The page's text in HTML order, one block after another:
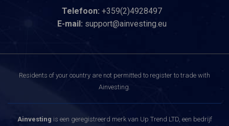
Telefoon: +359(2)4928497
E-mail: support@ainvesting.eu
Residents of your country are not permitted to register to trade with
Ainvesting.
Ainvesting is een geregistreerd merk van Up Trend LTD, een bedrijf